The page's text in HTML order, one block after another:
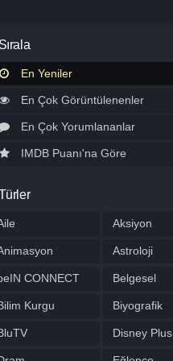
Sırala
En Yeniler
En Çok Görüntülenenler
En Çok Yorumlananlar
IMDB Puanı'na Göre
Aksiyon
Astroloji
CONNECT Belgesel
Kurgu Biyografik
Disney Plus